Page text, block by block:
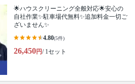
🌟ハウスクリーニング全般対応🌟安心の
自社作業✨️駐車場代無料✨️追加料金一切ご
ざいません✨
4.80(5件)
26,450円/ 1セット